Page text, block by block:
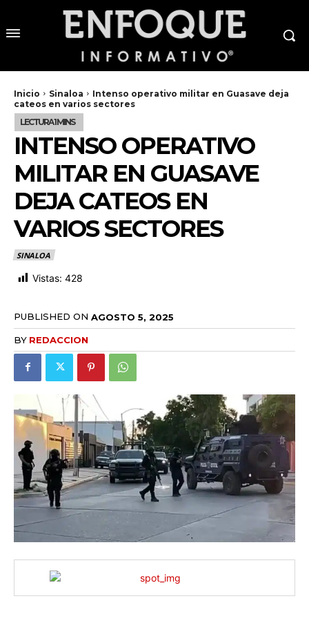
Inicio Sinaloa
Intenso operativo militar en Guasave deja
cateos en varios sectores
INTENSO OPERATIVO
MILITAR EN GUASAVE
DEJA CATEOS EN
VARIOS SECTORES
SINALOA
Vistas: 428
PUBLISHED ON AGOSTO 5, 2025
BY REDACCION